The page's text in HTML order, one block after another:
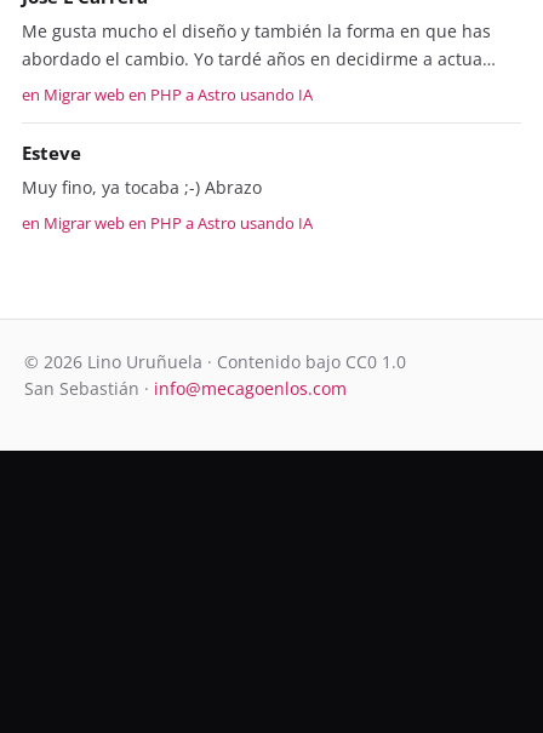
Me gusta mucho el diseño y también la forma en que has
abordado el cambio. Yo tardé años en decidirme a actua…
en Migrar web en PHP a Astro usando IA
Esteve
Muy fino, ya tocaba ;-) Abrazo
en Migrar web en PHP a Astro usando IA
© 2026 Lino Uruñuela · Contenido bajo CC0 1.0
San Sebastián · info@mecagoenlos.com